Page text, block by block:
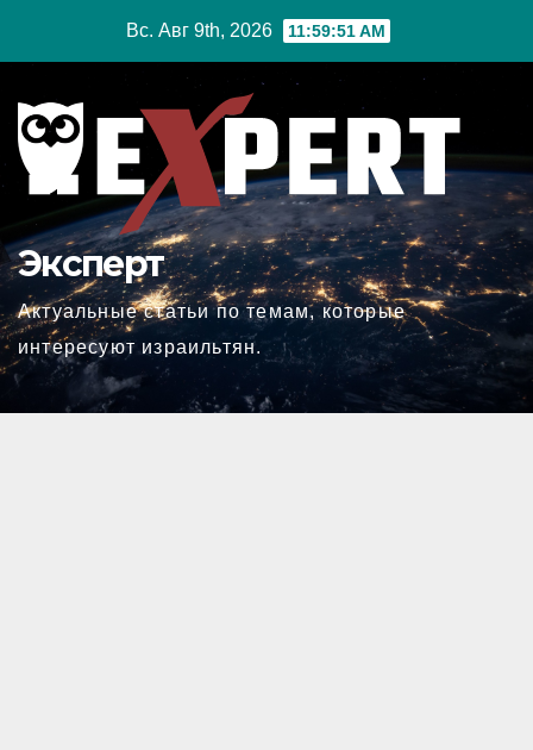
Вс. Авг 9th, 2026 11:59:52 AM
Эксперт
Актуальные статьи по темам, которые
интересуют израильтян.